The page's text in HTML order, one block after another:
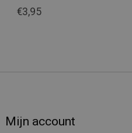
€3,95
Mijn account